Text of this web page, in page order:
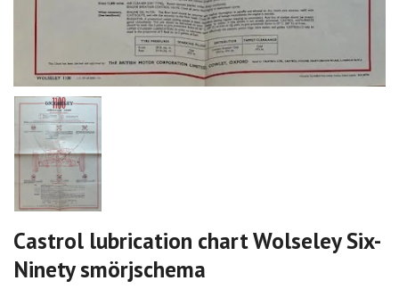
Castrol lubrication chart Wolseley Six-
Ninety smörjschema